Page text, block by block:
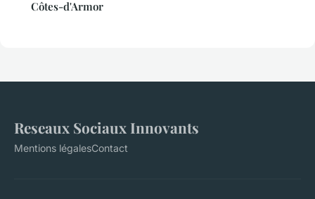
Côtes-d'Armor
Reseaux Sociaux Innovants
Mentions légalesContact